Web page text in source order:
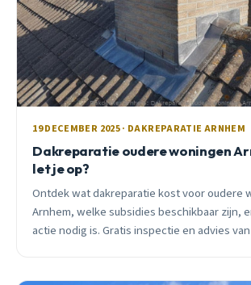
19 DECEMBER 2025 · DAKREPARATIE ARNHEM
Dakreparatie oudere woningen
let je op?
Ontdek wat dakreparatie kost voor oudere
Arnhem, welke subsidies beschikbaar zijn,
actie nodig is. Gratis inspectie en advies